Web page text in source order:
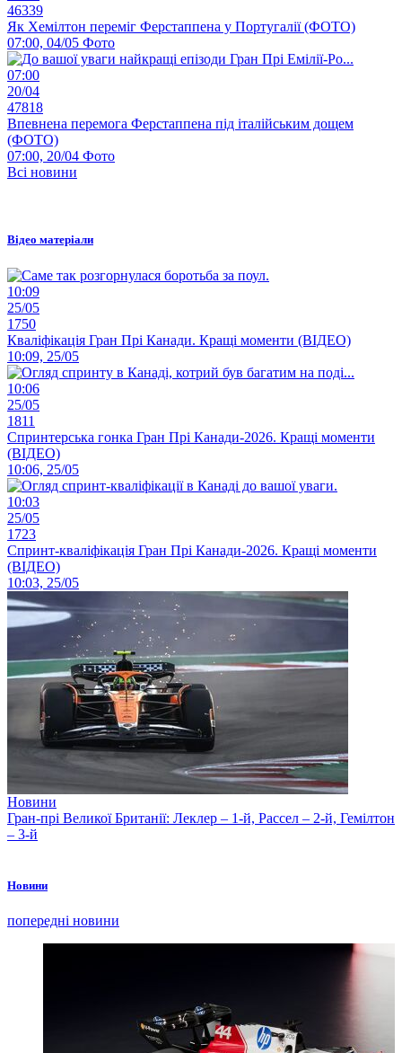
46339
Як Хемілтон переміг Ферстаппена у Португалії (ФОТО)
07:00, 04/05 Фото
07:00
20/04
47818
Впевнена перемога Ферстаппена під італійським дощем
(ФОТО)
07:00, 20/04 Фото
Всі новини
Відео матеріали
10:09
25/05
1750
Кваліфікація Гран Прі Канади. Кращі моменти (ВІДЕО)
10:09, 25/05
10:06
25/05
1811
Спринтерська гонка Гран Прі Канади-2026. Кращі моменти
(ВІДЕО)
10:06, 25/05
10:03
25/05
1723
Спринт-кваліфікація Гран Прі Канади-2026. Кращі моменти
(ВІДЕО)
10:03, 25/05
Новини
Гран-прі Великої Британії: Леклер – 1-й, Рассел – 2-й, Гемілтон
– 3-й
Новини
попередні новини